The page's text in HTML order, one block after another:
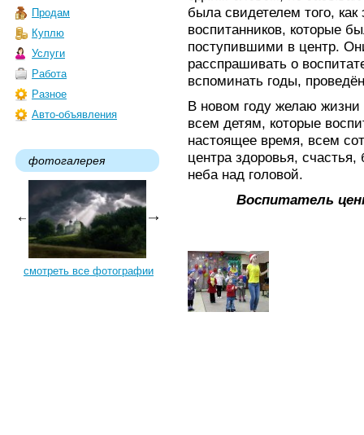
Продам
Куплю
Услуги
Работа
Разное
Авто-объявления
фотогалерея
смотреть все фотографии
была свидетелем того,
воспитанников, которые
поступившими в центр.
расспрашивать о
вспоминать годы,
В новом году желаю
всем детям, которые
настоящее время, всем
центра здоровья,
неба над головой.
Воспитатель